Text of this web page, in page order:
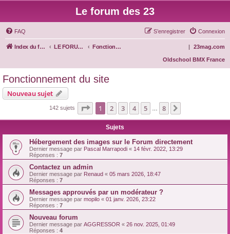
Le forum des 23
FAQ Connexion
S’enregistrer
Index du forum LE FORUM DES 23 Fonctionnement du site 23mag.com
|
Oldschool BMX France
Fonctionnement du site
Nouveau sujet
142 sujets Page 1sur8
1 2 3 4 5 8
Sujets
Hébergement des images sur le Forum directement
Dernier message par Pascal Marrapodi « 14 févr. 2022, 13:29
Réponses : 7
Contactez un admin
Dernier message par Renaud « 05 mars 2026, 18:47
Réponses : 7
Messages approuvés par un modérateur ?
Dernier message par mopilo « 01 janv. 2026, 23:22
Réponses : 7
Nouveau forum
Dernier message par AGGRESSOR « 26 nov. 2025, 01:49
Réponses : 4